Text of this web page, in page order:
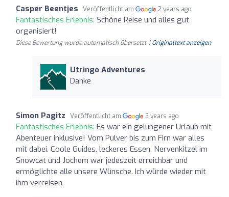
Casper Beentjes Veröffentlicht am 2 years ago
Fantastisches Erlebnis: Schöne Reise und alles gut
organisiert!
Diese Bewertung wurde automatisch übersetzt. |Originaltext anzeigen
Utringo Adventures
Danke
Simon Pagitz Veröffentlicht am 3 years ago
Fantastisches Erlebnis: Es war ein gelungener Urlaub mit
Abenteuer inklusive! Vom Pulver bis zum Firn war alles
mit dabei. Coole Guides, leckeres Essen, Nervenkitzel im
Snowcat und Jochem war jedeszeit erreichbar und
ermöglichte alle unsere Wünsche. Ich würde wieder mit
ihm verreisen